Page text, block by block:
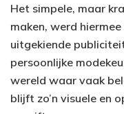
Het simpele, maar
maken, werd
uitgekiende
persoonlijke
wereld waar vaak
blijft zo’n visuele en